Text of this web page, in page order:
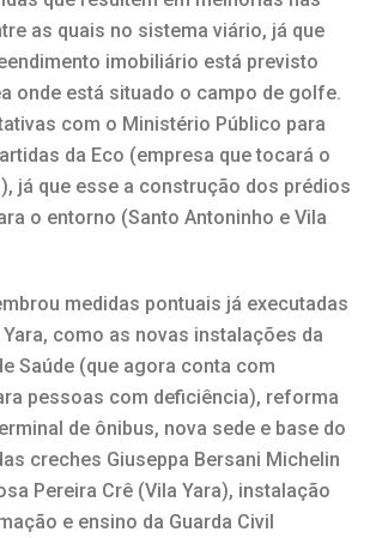
as quais no sistema viário, já que
imobiliário está previsto
onde está situado o campo de golfe.
com o Ministério Público para
da Eco (empresa que tocará o
já que esse a construção dos prédios
o entorno (Santo Antoninho e Vila
medidas pontuais já executadas
como as novas instalações da
Saúde (que agora conta com
pessoas com deficiência), reforma
de ônibus, nova sede e base do
creches Giuseppa Bersani Michelin
Pereira Crê (Vila Yara), instalação
e ensino da Guarda Civil